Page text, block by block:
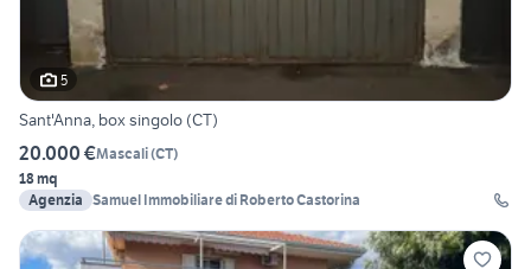
5
Sant'Anna, box singolo (CT)
20.000 €Mascali(CT)
18 mq
Agenzia Samuel Immobiliare di Roberto Castorina